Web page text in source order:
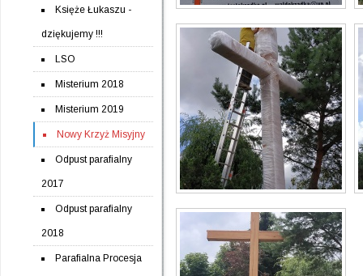
Księże Łukaszu -
dziękujemy !!!
LSO
Misterium 2018
Misterium 2019
Nowy Krzyż Misyjny
Odpust parafialny
2017
Odpust parafialny
2018
Parafialna Procesja